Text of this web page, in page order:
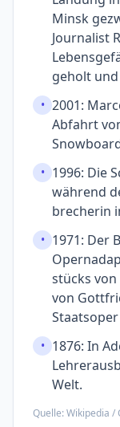
Minsk
Journalist
geholt
• 2001:
Abfahrt
• 1996: Die
während
brecherin
• 1971: Der
stücks
von
• 1876: In
Welt.
Quelle: Wikipedia